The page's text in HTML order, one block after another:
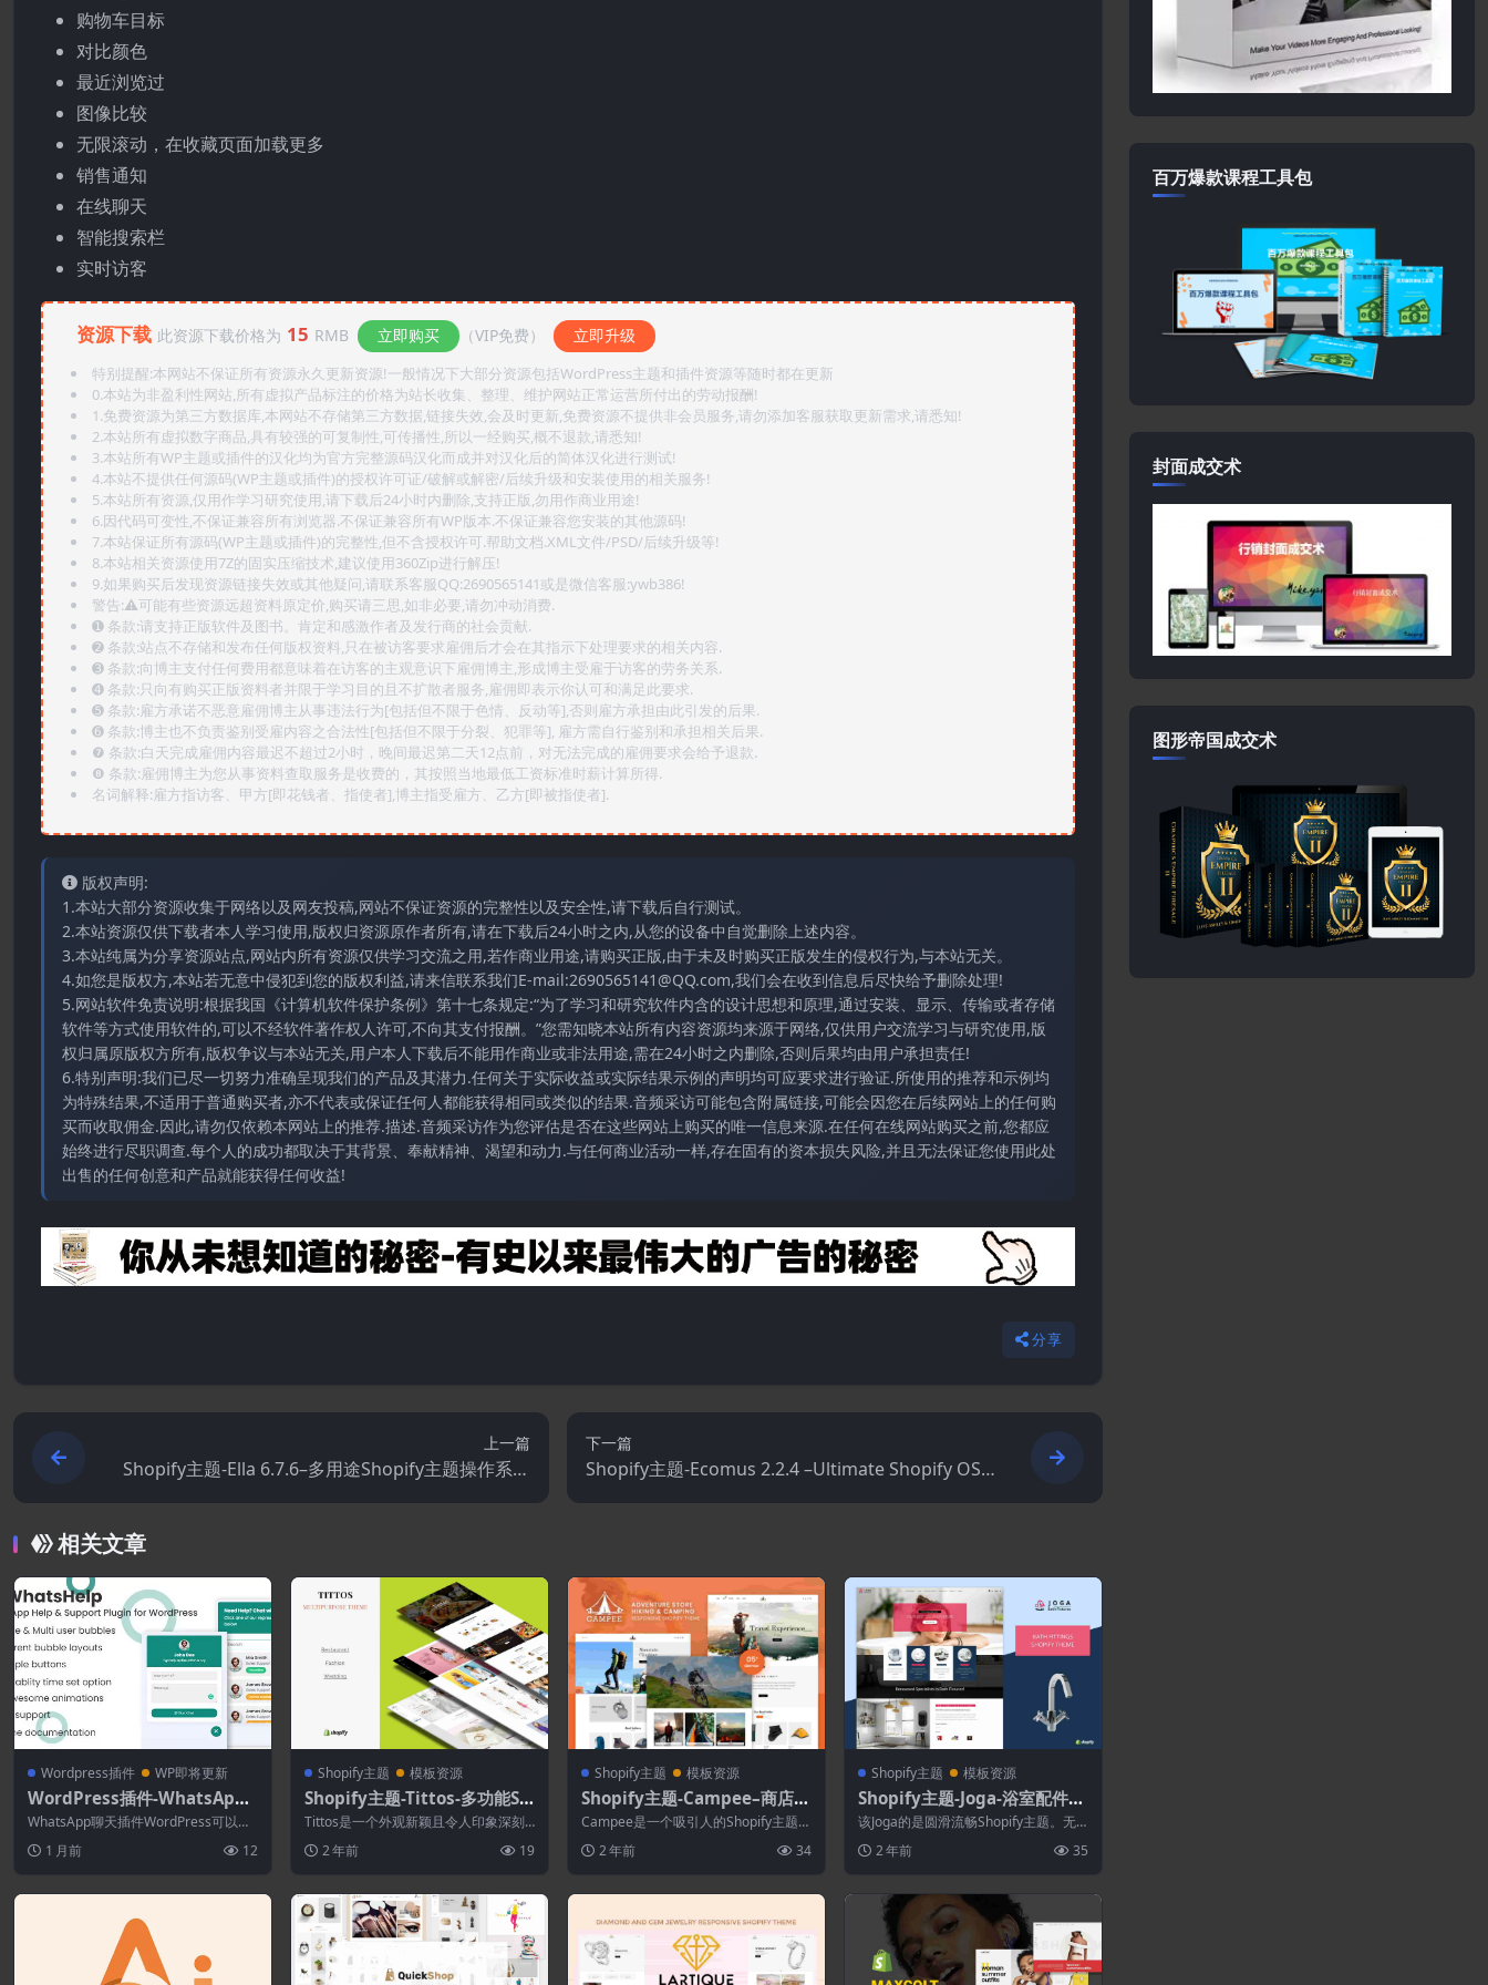
购物车目标
对比颜色
最近浏览过
图像比较
无限滚动，在收藏页面加载更多
销售通知
在线聊天
智能搜索栏
实时访客
资源下载 此资源下载价格为 15 RMB 立即购买 （VIP免费） 立即升级
特别提醒:本网站不保证所有资源永久更新资源!一般情况下大部分资源包括WordPress主题和插件资源等随时都在更新
0.本站为非盈利性网站,所有虚拟产品标注的价格为站长收集、整理、维护网站正常运营所付出的劳动报酬!
1.免费资源为第三方数据库,本网站不存储第三方数据,链接失效,会及时更新,免费资源不提供非会员服务,请勿添加客服获取更新需求,请悉知!
2.本站所有虚拟数字商品,具有较强的可复制性,可传播性,所以一经购买,概不退款,请悉知!
3.本站所有WP主题或插件的汉化均为官方完整源码汉化而成并对汉化后的简体汉化进行测试!
4.本站不提供任何源码(WP主题或插件)的授权许可证/破解或解密/后续升级和安装使用的相关服务!
5.本站所有资源,仅用作学习研究使用,请下载后24小时内删除,支持正版,勿用作商业用途!
6.因代码可变性,不保证兼容所有浏览器.不保证兼容所有WP版本.不保证兼容您安装的其他源码!
7.本站保证所有源码(WP主题或插件)的完整性,但不含授权许可.帮助文档.XML文件/PSD/后续升级等!
8.本站相关资源使用7Z的固实压缩技术,建议使用360Zip进行解压!
9.如果购买后发现资源链接失效或其他疑问,请联系客服QQ:2690565141或是微信客服:ywb386!
警告:⚠️可能有些资源远超资料原定价,购买请三思,如非必要,请勿冲动消费.
➊️ 条款:请支持正版软件及图书。肯定和感激作者及发行商的社会贡献.
➋️ 条款:站点不存储和发布任何版权资料,只在被访客要求雇佣后才会在其指示下处理要求的相关内容.
➌️ 条款:向博主支付任何费用都意味着在访客的主观意识下雇佣博主,形成博主受雇于访客的劳务关系.
➍️ 条款:只向有购买正版资料者并限于学习目的且不扩散者服务,雇佣即表示你认可和满足此要求.
➎ 条款:雇方承诺不恶意雇佣博主从事违法行为[包括但不限于色情、反动等],否则雇方承担由此引发的后果.
➏️ 条款:博主也不负责鉴别受雇内容之合法性[包括但不限于分裂、犯罪等], 雇方需自行鉴别和承担相关后果.
❼ 条款:白天完成雇佣内容最迟不超过2小时，晚间最迟第二天12点前，对无法完成的雇佣要求会给予退款.
❽ 条款:雇佣博主为您从事资料查取服务是收费的，其按照当地最低工资标准时薪计算所得.
名词解释:雇方指访客、甲方[即花钱者、指使者],博主指受雇方、乙方[即被指使者].
版权声明:
1.本站大部分资源收集于网络以及网友投稿,网站不保证资源的完整性以及安全性,请下载后自行测试。
2.本站资源仅供下载者本人学习使用,版权归资源原作者所有,请在下载后24小时之内,从您的设备中自觉删除上述内容。
3.本站纯属为分享资源站点,网站内所有资源仅供学习交流之用,若作商业用途,请购买正版,由于未及时购买正版发生的侵权行为,与本站无关。
4.如您是版权方,本站若无意中侵犯到您的版权利益,请来信联系我们E-mail:2690565141@QQ.com,我们会在收到信息后尽快给予删除处理!
5.网站软件免责说明:根据我国《计算机软件保护条例》第十七条规定:“为了学习和研究软件内含的设计思想和原理,通过安装、显示、传输或者存储
软件等方式使用软件的,可以不经软件著作权人许可,不向其支付报酬。”您需知晓本站所有内容资源均来源于网络,仅供用户交流学习与研究使用,版
权归属原版权方所有,版权争议与本站无关,用户本人下载后不能用作商业或非法用途,需在24小时之内删除,否则后果均由用户承担责任!
6.特别声明:我们已尽一切努力准确呈现我们的产品及其潜力.任何关于实际收益或实际结果示例的声明均可应要求进行验证.所使用的推荐和示例均
为特殊结果,不适用于普通购买者,亦不代表或保证任何人都能获得相同或类似的结果.音频采访可能包含附属链接,可能会因您在后续网站上的任何购
买而收取佣金.因此,请勿仅依赖本网站上的推荐.描述.音频采访作为您评估是否在这些网站上购买的唯一信息来源.在任何在线网站购买之前,您都应
始终进行尽职调查.每个人的成功都取决于其背景、奉献精神、渴望和动力.与任何商业活动一样,存在固有的资本损失风险,并且无法保证您使用此处
出售的任何创意和产品就能获得任何收益!
分享
上一篇
Shopify主题-Ella 6.7.6–多用途Shopify主题操作系统
2.0
下一篇
Shopify主题-Ecomus 2.2.4 –Ultimate Shopify OS
3.0(主题模块)
相关文章
Wordpress插件 WP即将更新
WordPress插件-WhatsApp
Chat Help WordPress 3.3.0
WhatsApp聊天插件WordPress可以帮
1 月前 12
Shopify主题 模板资源
Shopify主题-Tittos-多功能Sh
opify主题
Tittos是一个外观新颖且令人印象深刻
2 年前 19
Shopify主题 模板资源
Shopify主题-Campee–商店远
足和露营Shopify主题
Campee是一个吸引人的Shopify主题，
足，...2 年前 34
Shopify主题 模板资源
Shopify主题-Joga-浴室配件Sh
opify主题
该Joga的是圆滑流畅Shopify主题。无
销...2 年前 35
百万爆款课程工具包
封面成交术
图形帝国成交术